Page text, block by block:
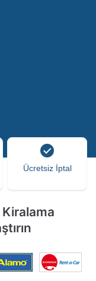
Ücretsiz İptal